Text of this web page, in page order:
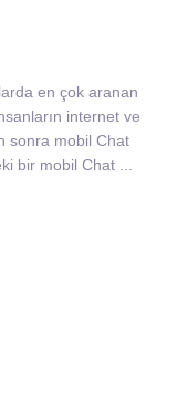
en çok aranan
internet ve
sonra mobil Chat
bir mobil Chat ...